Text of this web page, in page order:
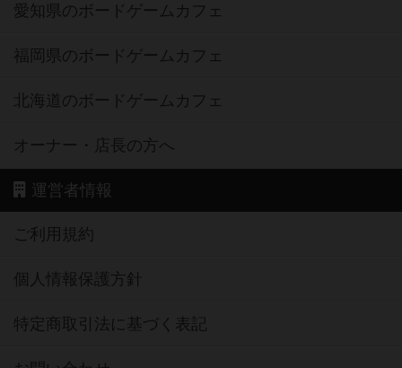
愛知県のボードゲームカフェ
福岡県のボードゲームカフェ
北海道のボードゲームカフェ
オーナー・店長の方へ
運営者情報
ご利用規約
個人情報保護方針
特定商取引法に基づく表記